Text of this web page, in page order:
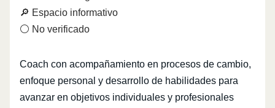
🔎 Espacio informativo
⚪ No verificado
Coach con acompañamiento en procesos de cambio,
enfoque personal y desarrollo de habilidades para
avanzar en objetivos individuales y profesionales